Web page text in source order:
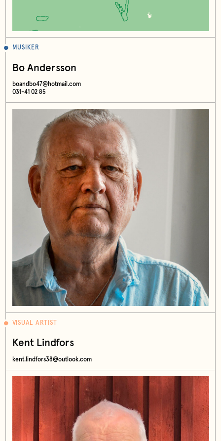
MUSIKER
Bo Andersson
boandbo47@hotmail.com
031-41 02 85
VISUAL ARTIST
Kent Lindfors
kent.lindfors38@outlook.com